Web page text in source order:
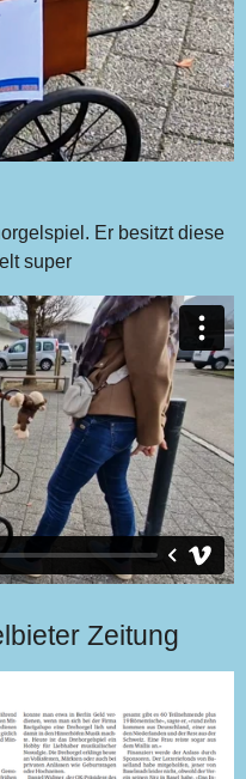
Er besitzt diese
super
Zeitung